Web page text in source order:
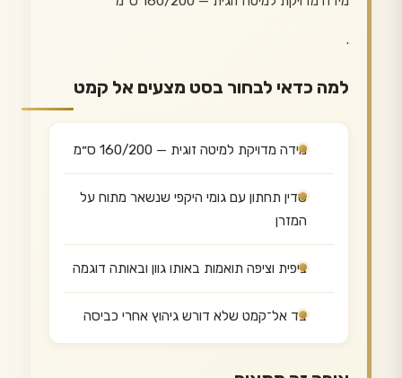
.
למה כדאי לבחור בסט מצעים אל קמט
מידה מדויקת למיטה זוגית — 160/200 ס״מ
סדין תחתון עם גומי היקפי שנשאר מתוח על
המזרן
ציפית וציפה תואמות באותו גוון ובאותה דוגמה
בד אל־קמט שלא דורש גיהוץ אחרי כביסה